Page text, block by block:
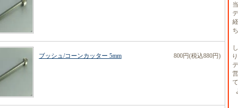
ブッシュ/コーンカッター 5mm 800円(税込880円)